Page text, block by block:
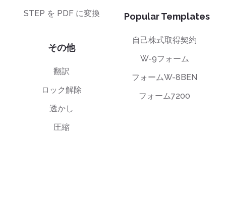
STEP を PDF に変換
その他
翻訳
ロック解除
透かし
圧縮
Popular Templates
自己株式取得契約
W-9フォーム
フォームW-8BEN
フォーム7200